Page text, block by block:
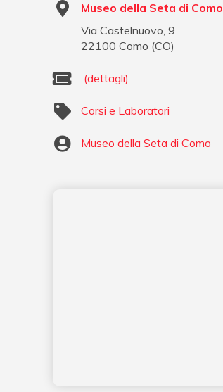
Museo della Seta di Como
Via Castelnuovo, 9
22100 Como (CO)
(dettagli)
Corsi e Laboratori
Museo della Seta di Como